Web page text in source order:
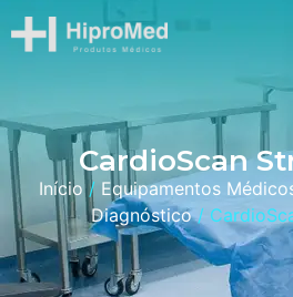
CardioScan
Início/ Equipamentos
Diagnóstico/